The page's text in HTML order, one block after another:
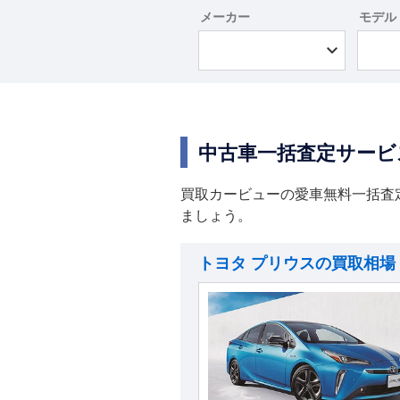
メーカー モデル
中古車一括査定サー
買取カービューの愛車無料一括
ましょう。
トヨタ プリウスの買取相